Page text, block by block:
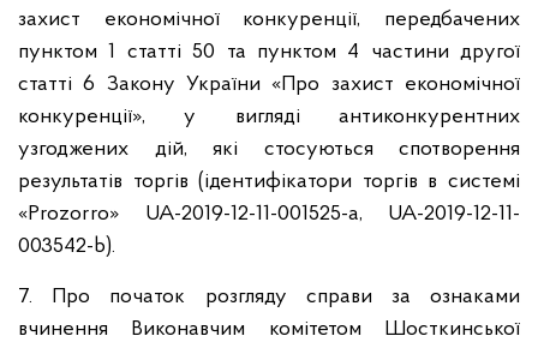
захист економічної конкуренції, передбачених
пунктом 1 статті 50 та пунктом 4 частини другої
статті 6 Закону України «Про захист економічної
конкуренції», у вигляді антиконкурентних
узгоджених дій, які стосуються спотворення
результатів торгів (ідентифікатори торгів в системі
«Prozorro» UA-2019-12-11-001525-a, UA-2019-12-11-
003542-b).
7. Про початок розгляду справи за ознаками
вчинення Виконавчим комітетом Шосткинської